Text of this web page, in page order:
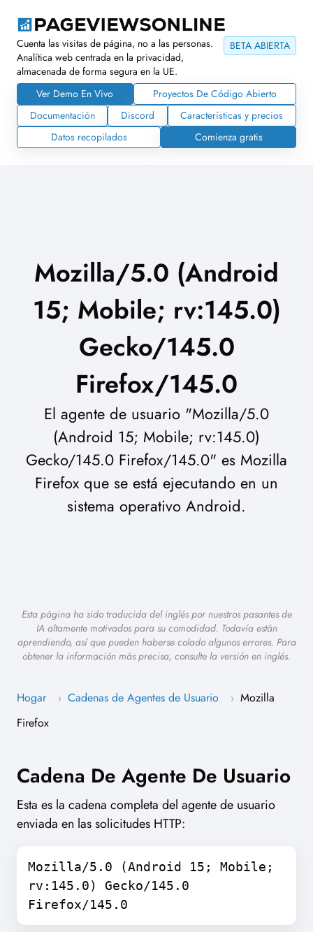
BETA ABIERTA
Cuenta las visitas de página, no a las personas.
Analítica web centrada en la privacidad,
almacenada de forma segura en la UE.
Ver Demo En Vivo
Proyectos De Código Abierto
Documentación
Discord
Características y precios
Datos recopilados
Comienza gratis
Mozilla/5.0 (Android
15; Mobile; rv:145.0)
Gecko/145.0
Firefox/145.0
El agente de usuario "Mozilla/5.0
(Android 15; Mobile; rv:145.0)
Gecko/145.0 Firefox/145.0" es Mozilla
Firefox que se está ejecutando en un
sistema operativo Android.
Esta página ha sido traducida del inglés por nuestros pasantes de
IA altamente motivados para su comodidad. Todavía están
aprendiendo, así que pueden haberse colado algunos errores. Para
obtener la información más precisa, consulte la versión en inglés.
Hogar › Cadenas de Agentes de Usuario › Mozilla
Firefox
Cadena De Agente De Usuario
Esta es la cadena completa del agente de usuario
enviada en las solicitudes HTTP:
Mozilla/5.0 (Android 15; Mobile;
rv:145.0) Gecko/145.0
Firefox/145.0